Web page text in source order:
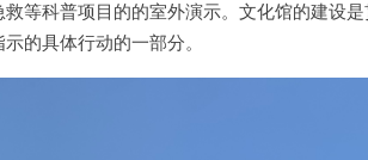
救等科普项目的的室外演示。文化馆的建设
示的具体行动的一部分。